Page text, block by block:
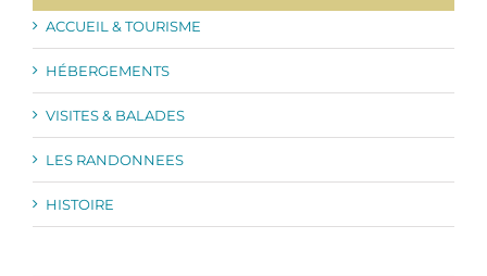
ACCUEIL & TOURISME
HÉBERGEMENTS
VISITES & BALADES
LES RANDONNEES
HISTOIRE